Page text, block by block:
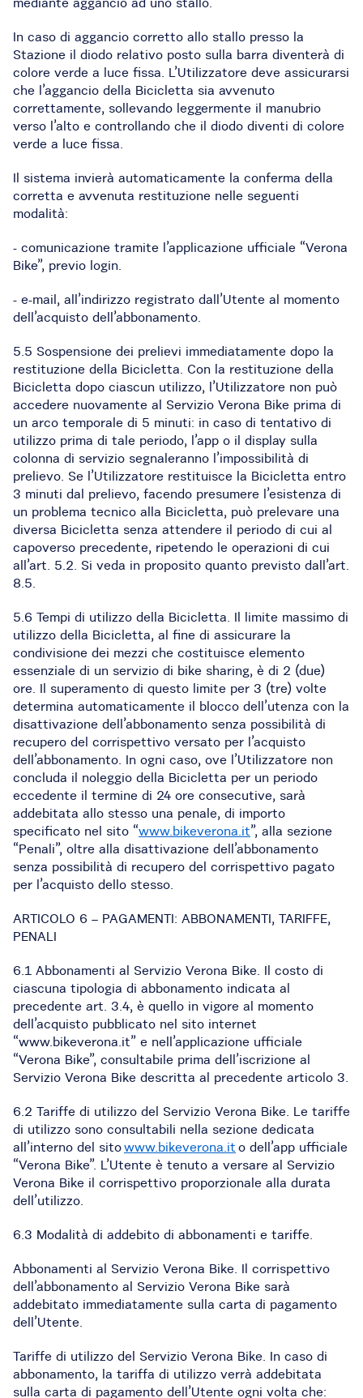
In caso di aggancio corretto allo stallo presso la
Stazione il diodo relativo posto sulla barra diventerà di
colore verde a luce fissa. L’Utilizzatore deve assicurarsi
che l’aggancio della Bicicletta sia avvenuto
correttamente, sollevando leggermente il manubrio
verso l’alto e controllando che il diodo diventi di colore
verde a luce fissa.
Il sistema invierà automaticamente la conferma della
corretta e avvenuta restituzione nelle seguenti
modalità:
- comunicazione tramite l’applicazione ufficiale “Verona
Bike”, previo login.
- e-mail, all’indirizzo registrato dall’Utente al momento
dell’acquisto dell’abbonamento.
5.5 Sospensione dei prelievi immediatamente dopo la
restituzione della Bicicletta. Con la restituzione della
Bicicletta dopo ciascun utilizzo, l’Utilizzatore non può
accedere nuovamente al Servizio Verona Bike prima di
un arco temporale di 5 minuti: in caso di tentativo di
utilizzo prima di tale periodo, l’app o il display sulla
colonna di servizio segnaleranno l’impossibilità di
prelievo. Se l’Utilizzatore restituisce la Bicicletta entro
3 minuti dal prelievo, facendo presumere l’esistenza di
un problema tecnico alla Bicicletta, può prelevare una
diversa Bicicletta senza attendere il periodo di cui al
capoverso precedente, ripetendo le operazioni di cui
all’art. 5.2. Si veda in proposito quanto previsto dall’art.
8.5.
5.6 Tempi di utilizzo della Bicicletta. Il limite massimo di
utilizzo della Bicicletta, al fine di assicurare la
condivisione dei mezzi che costituisce elemento
essenziale di un servizio di bike sharing, è di 2 (due)
ore. Il superamento di questo limite per 3 (tre) volte
determina automaticamente il blocco dell’utenza con la
disattivazione dell’abbonamento senza possibilità di
recupero del corrispettivo versato per l’acquisto
dell’abbonamento. In ogni caso, ove l’Utilizzatore non
concluda il noleggio della Bicicletta per un periodo
eccedente il termine di 24 ore consecutive, sarà
addebitata allo stesso una penale, di importo
specificato nel sito “www.bikeverona.it”, alla sezione
“Penali”, oltre alla disattivazione dell’abbonamento
senza possibilità di recupero del corrispettivo pagato
per l’acquisto dello stesso.
ARTICOLO 6 – PAGAMENTI: ABBONAMENTI, TARIFFE,
PENALI
6.1 Abbonamenti al Servizio Verona Bike. Il costo di
ciascuna tipologia di abbonamento indicata al
precedente art. 3.4, è quello in vigore al momento
dell’acquisto pubblicato nel sito internet
“www.bikeverona.it” e nell’applicazione ufficiale
“Verona Bike”, consultabile prima dell’iscrizione al
Servizio Verona Bike descritta al precedente articolo 3.
6.2 Tariffe di utilizzo del Servizio Verona Bike. Le tariffe
di utilizzo sono consultabili nella sezione dedicata
all’interno del sitowww.bikeverona.it o dell’app ufficiale
“Verona Bike”. L’Utente è tenuto a versare al Servizio
Verona Bike il corrispettivo proporzionale alla durata
dell’utilizzo.
6.3 Modalità di addebito di abbonamenti e tariffe.
Abbonamenti al Servizio Verona Bike. Il corrispettivo
dell’abbonamento al Servizio Verona Bike sarà
addebitato immediatamente sulla carta di pagamento
dell’Utente.
Tariffe di utilizzo del Servizio Verona Bike. In caso di
abbonamento, la tariffa di utilizzo verrà addebitata
sulla carta di pagamento dell’Utente ogni volta che: